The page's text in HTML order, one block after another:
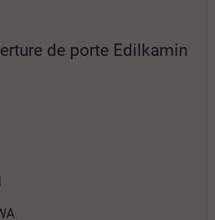
de porte Edilkamin